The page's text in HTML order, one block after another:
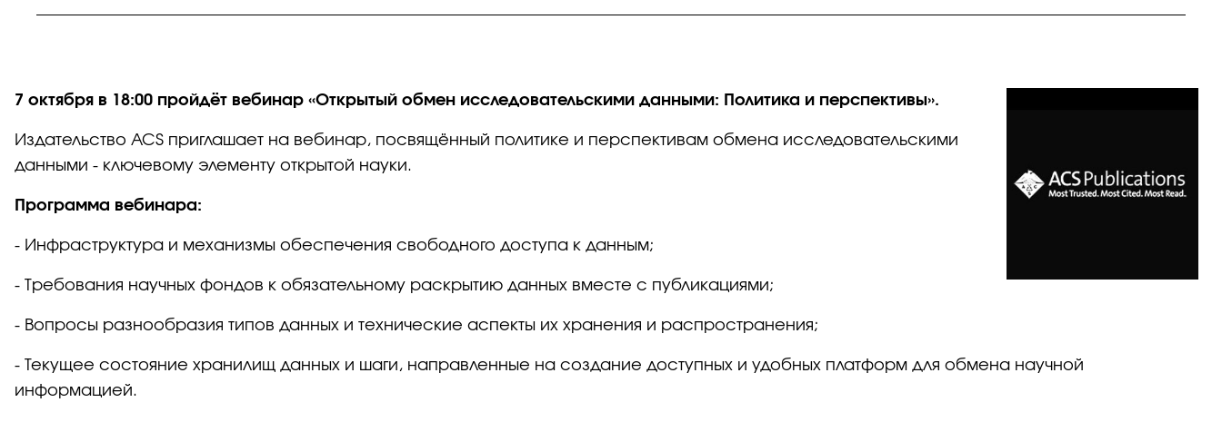
7 октября в 18:00 пройдёт вебинар «Открытый обмен исследовательскими данными: Политика и перспективы».
Издательство ACS приглашает на вебинар, посвящённый политике и перспективам обмена исследовательскими
данными - ключевому элементу открытой науки.
Программа вебинара:
- Инфраструктура и механизмы обеспечения свободного доступа к данным;
- Требования научных фондов к обязательному раскрытию данных вместе с публикациями;
- Вопросы разнообразия типов данных и технические аспекты их хранения и распространения;
- Текущее состояние хранилищ данных и шаги, направленные на создание доступных и удобных платформ для обмена научной
информацией.